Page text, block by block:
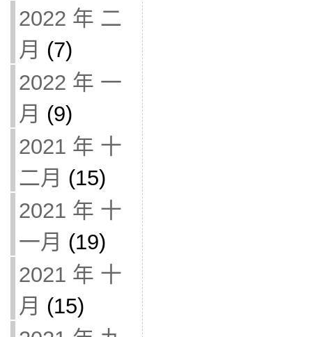
2022 年 二
月 (7)
2022 年 一
月 (9)
2021 年 十
二月 (15)
2021 年 十
一月 (19)
2021 年 十
月 (15)